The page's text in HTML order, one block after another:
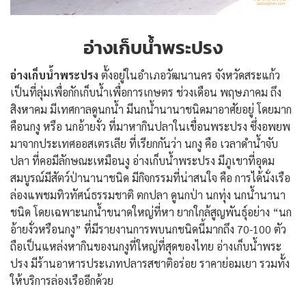
อ่างเก็บน้ำพระปรง
อ่างเก็บน้ำพระปรง ตั้งอยู่ในอำเภอวัฒนานคร จังหวัดสระแก้ว
เป็นที่ลุ่มเพื่อกักเก็บน้ำเพื่อการเกษตร ช่วงเดือน พฤษภาคม ถึง
สิงหาคม มีเทศกาลดูนกน้ำ มีนกน้ำนานาชนิดมาอาศัยอยู่ โดยมาก
คือนกงู หรือ นกอ้ายงั่ว ที่มาหากินปลาในเขื่อนพระปรง ซึ่งอพยพ
มาจากประเทศออสเตรเลีย ที่เรียกกันว่า นกงู คือ เวลาดำน้ำจับ
ปลา ที่คอมีลักษณะเหมือนงู อ่างเก็บน้ำพระปรง มีภูเขาที่อุดม
สมบูรณ์มีสัตว์ป่านานาชนิด มีกิจกรรมที่น่าสนใจ คือ การได้นั่งเรือ
ล่องแพชมทิวทัศน์ธรรมชาติ ตกปลา ดูนกป่า นกทุ่ง นกน้ำนานา
ชนิด โดยเฉพาะนกน้ำขนาดใหญ่ที่หา ยากใกล้สูญพันธุ์อย่าง “นก
อ้ายงั่วหรือนกงู” ที่มีรายงานการพบนกชนิดนี้มากถึง 70-100 ตัว
ถือเป็นแหล่งหากินของนกงูที่ใหญ่ที่สุดของไทย อ่างเก็บน้ำพระ
ปรง มีร้านอาหารประเภทปลารสชาติอร่อย ราคาย่อมเยา รวมทั้ง
ให้บริการล่องเรืออีกด้วย